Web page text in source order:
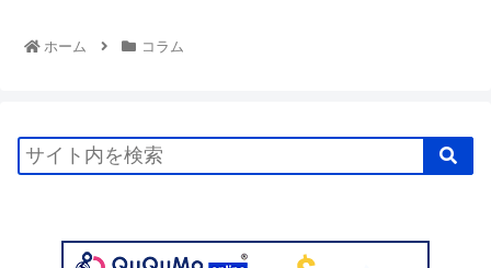
ホーム コラム